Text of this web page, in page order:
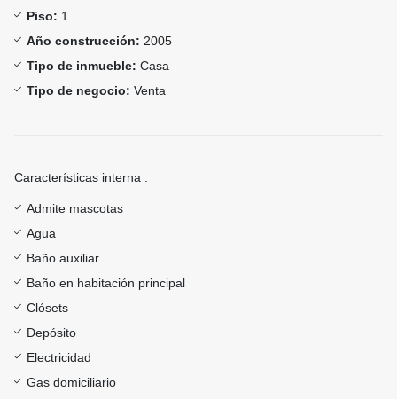
Piso: 1
Año construcción: 2005
Tipo de inmueble: Casa
Tipo de negocio: Venta
Características interna :
Admite mascotas
Agua
Baño auxiliar
Baño en habitación principal
Clósets
Depósito
Electricidad
Gas domiciliario